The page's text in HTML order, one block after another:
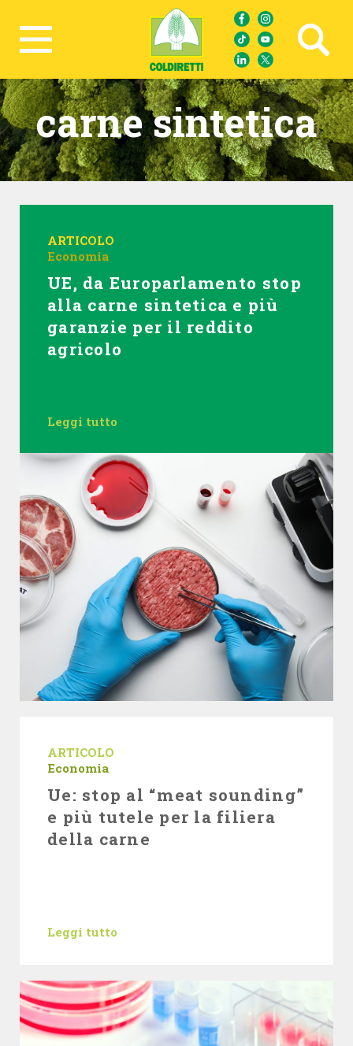
Ricerca avanzata
carne sintetica
ARTICOLO
Economia
UE, da Europarlamento stop
alla carne sintetica e più
garanzie per il reddito
agricolo
Leggi tutto
ARTICOLO
Economia
Ue: stop al “meat sounding”
e più tutele per la filiera
della carne
Leggi tutto